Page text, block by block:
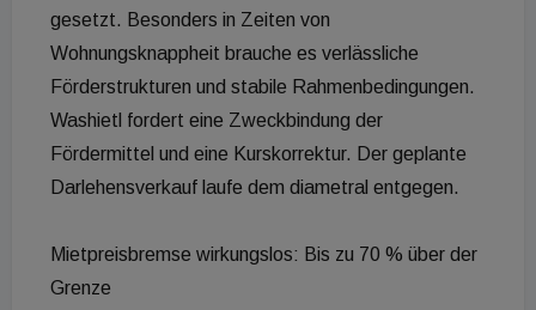
gesetzt. Besonders in Zeiten von
Wohnungsknappheit brauche es verlässliche
Förderstrukturen und stabile Rahmenbedingungen.
Washietl fordert eine Zweckbindung der
Fördermittel und eine Kurskorrektur. Der geplante
Darlehensverkauf laufe dem diametral entgegen.
Mietpreisbremse wirkungslos: Bis zu 70 % über der
Grenze